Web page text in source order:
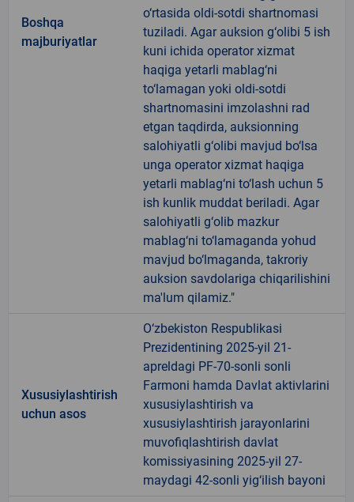
Boshqa
majburiyatlar
o‘rtasida oldi-sotdi shartnomasi
tuziladi. Agar auksion g‘olibi 5 ish
kuni ichida operator xizmat
haqiga yetarli mablag‘ni
to‘lamagan yoki oldi-sotdi
shartnomasini imzolashni rad
etgan taqdirda, auksionning
salohiyatli g‘olibi mavjud bo‘lsa
unga operator xizmat haqiga
yetarli mablag‘ni to‘lash uchun 5
ish kunlik muddat beriladi. Agar
salohiyatli g‘olib mazkur
mablag‘ni to‘lamaganda yohud
mavjud bo‘lmaganda, takroriy
auksion savdolariga chiqarilishini
ma'lum qilamiz."
Xususiylashtirish
uchun asos
O‘zbekiston Respublikasi
Prezidentining 2025-yil 21-
apreldagi PF-70-sonli sonli
Farmoni hamda Davlat aktivlarini
xususiylashtirish va
xususiylashtirish jarayonlarini
muvofiqlashtirish davlat
komissiyasining 2025-yil 27-
maydagi 42-sonli yig‘ilish bayoni